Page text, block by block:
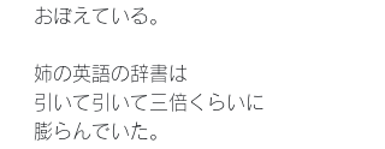
おぼえている。
姉の英語の辞書は
引いて引いて三倍くらいに
膨らんでいた。